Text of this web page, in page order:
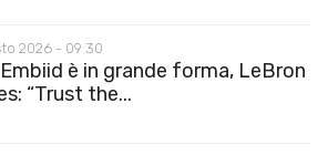
2026 - 09:30
è in grande forma, LeBron
“Trust the...